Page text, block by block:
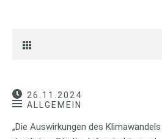
26.11.2024
ALLGEMEIN
„Die Auswirkungen des